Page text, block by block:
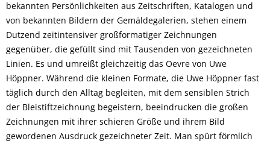
bekannten Persönlichkeiten aus Zeitschriften, Katalogen und
von bekannten Bildern der Gemäldegalerien, stehen einem
Dutzend zeitintensiver großformatiger Zeichnungen
gegenüber, die gefüllt sind mit Tausenden von gezeichneten
Linien. Es und umreißt gleichzeitig das Oevre von Uwe
Höppner. Während die kleinen Formate, die Uwe Höppner fast
täglich durch den Alltag begleiten, mit dem sensiblen Strich
der Bleistiftzeichnung begeistern, beeindrucken die großen
Zeichnungen mit ihrer schieren Größe und ihrem Bild
gewordenen Ausdruck gezeichneter Zeit. Man spürt förmlich